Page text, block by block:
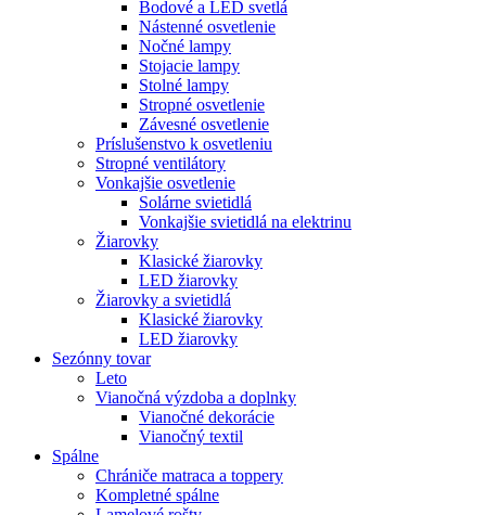
Bodové a LED svetlá
Nástenné osvetlenie
Nočné lampy
Stojacie lampy
Stolné lampy
Stropné osvetlenie
Závesné osvetlenie
Príslušenstvo k osvetleniu
Stropné ventilátory
Vonkajšie osvetlenie
Solárne svietidlá
Vonkajšie svietidlá na elektrinu
Žiarovky
Klasické žiarovky
LED žiarovky
Žiarovky a svietidlá
Klasické žiarovky
LED žiarovky
Sezónny tovar
Leto
Vianočná výzdoba a doplnky
Vianočné dekorácie
Vianočný textil
Spálne
Chrániče matraca a toppery
Kompletné spálne